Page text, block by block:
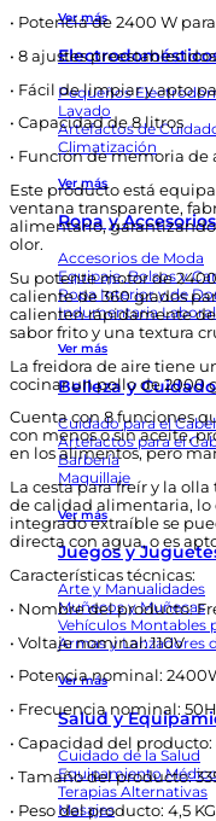
Ver más
Pequeños
Lavado
Artefactos de
Climatización
Ver más
Ropa y Accesorios
Accesorios de Moda
Equipaje, Bolsos y
Ropa Interior y de
Indumentaria
Ver más
Belleza y
Cuidado para el
Artefactos para el
Barbería
Maquillaje
Ver más
Juegos y
Arte y Manualidades
Muñecos y Muñecas
Vehículos Montables
Armas y Lanzadores
Ver más
Salud y
Cuidado de la Salud
Equipamiento
Terapias Alternativas
Masajes
• Potencia de 2400 W
• 8 ajustes
• Fácil de limpiar y apto
• Capacidad de 8 litros
• Función de memoria de
Este producto está
ventana transparente,
alimentario, garantizando
olor.
Su potente motor de
caliente de 360 grados
calienten rápidamente
sabor frito y una textura
La freidora de aire tiene
cocinar un pollo de 2000
Cuenta con 8 funciones
con menos o sin aceite,
en los alimentos, pero
La cesta para freír y la
de calidad alimentaria, lo
integrado extraíble se
directa con agua, o es
Características técnicas:
• Nombre del producto:
• Voltaje nominal: 110V
• Potencia nominal:
• Frecuencia nominal:
• Capacidad del producto:
• Tamaño del producto:
• Peso del producto: 4,5 KG